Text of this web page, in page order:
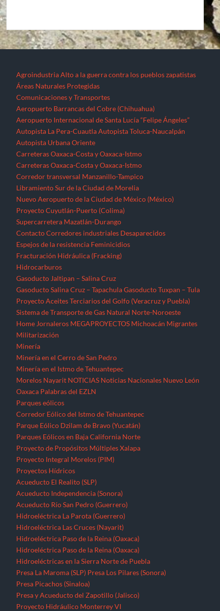
Agroindustria Alto a la guerra contra los pueblos zapatistas
Áreas Naturales Protegidas
Comunicaciones y Transportes
Aeropuerto Barrancas del Cobre (Chihuahua)
Aeropuerto Internacional de Santa Lucía “Felipe Ángeles”
Autopista La Pera-Cuautla Autopista Toluca-Naucalpán
Autopista Urbana Oriente
Carreteras Oaxaca-Costa y Oaxaca-Istmo
Carreteras Oaxaca-Costa y Oaxaca-Istmo
Corredor transversal Manzanillo-Tampico
Libramiento Sur de la Ciudad de Morelia
Nuevo Aeropuerto de la Ciudad de México (México)
Proyecto Cuyutlán-Puerto (Colima)
Supercarretera Mazatlán-Durango
Contacto Corredores industriales Desaparecidos
Espejos de la resistencia Feminicidios
Fracturación Hidráulica (Fracking)
Hidrocarburos
Gasoducto Jaltipan – Salina Cruz
Gasoducto Salina Cruz – Tapachula Gasoducto Tuxpan – Tula
Proyecto Aceites Terciarios del Golfo (Veracruz y Puebla)
Sistema de Transporte de Gas Natural Norte-Noroeste
Home Jornaleros MEGAPROYECTOS Michoacán Migrantes
Militarización
Minería
Minería en el Cerro de San Pedro
Minería en el Istmo de Tehuantepec
Morelos Nayarit NOTICIAS Noticias Nacionales Nuevo León
Oaxaca Palabras del EZLN
Parques eólicos
Corredor Eólico del Istmo de Tehuantepec
Parque Eólico Dzilam de Bravo (Yucatán)
Parques Eólicos en Baja California Norte
Proyecto de Propósitos Múltiples Xalapa
Proyecto Integral Morelos (PIM)
Proyectos Hídricos
Acueducto El Realito (SLP)
Acueducto Independencia (Sonora)
Acueducto Río San Pedro (Guerrero)
Hidroeléctrica La Parota (Guerrero)
Hidroeléctrica Las Cruces (Nayarit)
Hidroeléctrica Paso de la Reina (Oaxaca)
Hidroeléctrica Paso de la Reina (Oaxaca)
Hidroeléctricas en la Sierra Norte de Puebla
Presa La Maroma (SLP) Presa Los Pilares (Sonora)
Presa Picachos (Sinaloa)
Presa y Acueducto del Zapotillo (Jalisco)
Proyecto Hidráulico Monterrey VI